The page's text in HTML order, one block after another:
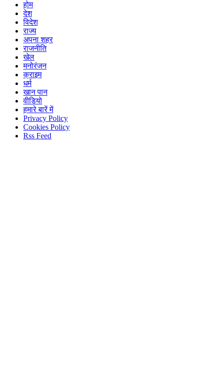
होम
देश
विदेश
राज्य
अपना शहर
राजनीति
खेल
मनोरंजन
क्राइम
धर्म
खान पान
वीडियो
हमारे बारें में
Privacy Policy
Cookies Policy
Rss Feed